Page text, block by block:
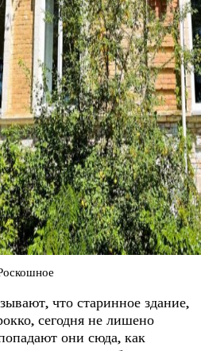
что старинное здание,
сегодня не лишено
они сюда, как